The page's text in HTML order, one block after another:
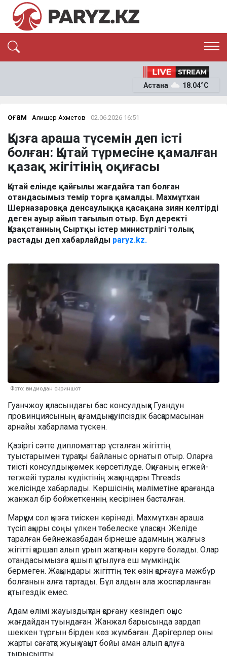
ЭКОНОМИКА
ОҚИҒА
News
Астана 18.04°C
Қоғам Алишер Ахметов 02.06.2026 16:51
Қызға араша түсемін деп істі
болған: Қытай түрмесіне қамалған
қазақ жігітінің оқиғасы
Қытай елінде қайғылы жағдайға тап болған
отандасымыз темір торға қамалды. Махмұтхан
Шерназаровқа денсаулыққа қасақана зиян келтірді
деген ауыр айып тағылып отыр. Бұл деректі
Қазақстанның Сыртқы істер министрлігі толық
растады деп хабарлайды paryz.kz.
Фото: видиодан скриншот
Гуанчжоу қаласындағы бас консулдыққа Гуандун
провинциясының қоғамдық қауіпсіздік басқармасынан
арнайы хабарлама түскен.
Қазіргі сәтте дипломаттар ұсталған жігіттің
туыстарымен тұрақты байланыс орнатып отыр. Оларға
тиісті консулдық көмек көрсетілуде. Оқиғаның егжей-
тегжейі туралы күдіктінің жақындары Threads
желісінде хабарлады. Көршісінің мәліметіне қарағанда
жанжал бір бойжеткеннің кесірінен басталған.
Марқұм сол қызға тиіскен көрінеді. Махмұтхан араша
түсіп ақыры соңы үлкен төбелеске ұласқан. Желіде
таралған бейнежазбадан бірнеше адамның жалғыз
жігітті қоршап алып ұрып жатқанын көруге болады. Олар
отандасымызға қашып құтылуға еш мүмкіндік
бермеген. Жақындары жігіттің тек өзін қорғауға мәжбүр
болғанын алға тартады. Бұл алдын ала жоспарланған
қатыгездік емес.
Адам өлімі жауыздықтан қорғану кезіндегі оқыс
жағдайдан туындаған. Жанжал барысында зардап
шеккен тұрғын бірден көз жұмбаған. Дәрігерлер оны
жарты сағатқа жуық уақыт бойы аман алып қалуға
тырысыпты.